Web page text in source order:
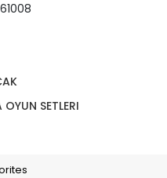
OYUN SETLERI